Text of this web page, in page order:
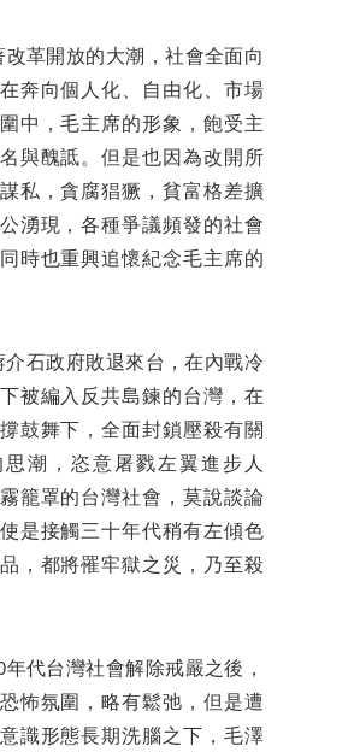
改革開放的大潮，社會全面向
奔向個人化、自由化、市場
中，毛主席的形象，飽受主
與醜詆。但是也因為改開所
私，貪腐猖獗，貧富格差擴
湧現，各種爭議頻發的社會
時也重興追懷紀念毛主席的
介石政府敗退來台，在內戰冷
被編入反共島鍊的台灣，在
鼓舞下，全面封鎖壓殺有關
潮，恣意屠戮左翼進步人
籠罩的台灣社會，莫說談論
是接觸三十年代稍有左傾色
，都將罹牢獄之災，乃至殺
年代台灣社會解除戒嚴之後，
怖氛圍，略有鬆弛，但是遭
識形態長期洗腦之下，毛澤